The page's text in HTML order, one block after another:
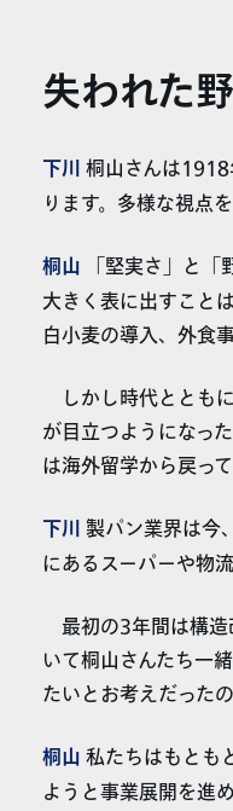
失われた
下川 桐山さんは
ります。多様な視点
桐山 「堅実さ」と
大きく表に出すこと
白小麦の導入、外食
しかし時代ととも
が目立つようになっ
は海外留学から戻っ
下川 製パン業界は今
にあるスーパーや物
最初の3年間は構造
いて桐山さんたち一
たいとお考えだった
桐山 私たちはもとも
ようと事業展開を進